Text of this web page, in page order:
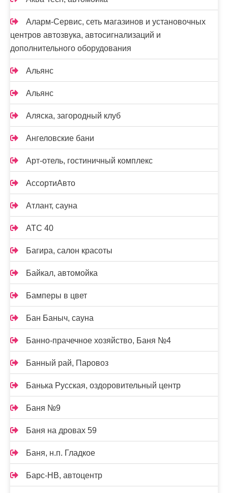
Аларм-Сервис, сеть магазинов и установочных
центров автозвука, автосигнализаций и
дополнительного оборудования
Альянс
Альянс
Аляска, загородный клуб
Ангеловские бани
Арт-отель, гостиничный комплекс
АссортиАвто
Атлант, сауна
АТС 40
Багира, салон красоты
Байкал, автомойка
Бамперы в цвет
Бан Баныч, сауна
Банно-прачечное хозяйство, Баня №4
Банный рай, Паровоз
Банька Русская, оздоровительный центр
Баня №9
Баня на дровах 59
Баня, н.п. Гладкое
Барс-НВ, автоцентр